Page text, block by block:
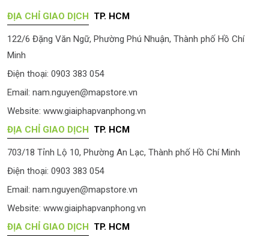
ĐỊA CHỈ GIAO DỊCH TP. HCM
122/6 Đặng Văn Ngữ, Phường Phú Nhuận, Thành phố Hồ Chí
Minh
Điện thoại: 0903 383 054
Email: nam.nguyen@mapstore.vn
Website: www.giaiphapvanphong.vn
ĐỊA CHỈ GIAO DỊCH TP. HCM
703/18 Tỉnh Lộ 10, Phường An Lạc, Thành phố Hồ Chí Minh
Điện thoại: 0903 383 054
Email: nam.nguyen@mapstore.vn
Website: www.giaiphapvanphong.vn
ĐỊA CHỈ GIAO DỊCH TP. HCM